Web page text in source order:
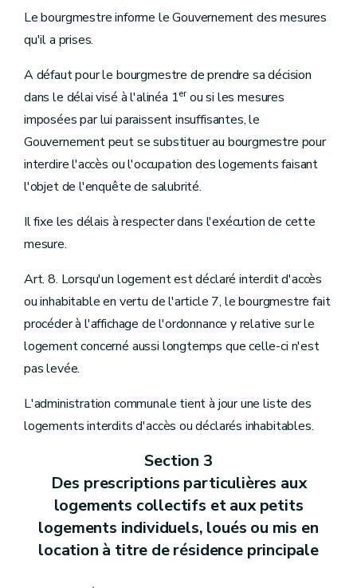
Le bourgmestre informe le Gouvernement des mesures
qu'il a prises.
A défaut pour le bourgmestre de prendre sa décision
dans le délai visé à l'alinéa 1erou si les mesures
imposées par lui paraissent insuffisantes, le
Gouvernement peut se substituer au bourgmestre pour
interdire l'accès ou l'occupation des logements faisant
l'objet de l'enquête de salubrité.
Il fixe les délais à respecter dans l'exécution de cette
mesure.
Art. 8. Lorsqu'un logement est déclaré interdit d'accès
ou inhabitable en vertu de l'article 7, le bourgmestre fait
procéder à l'affichage de l'ordonnance y relative sur le
logement concerné aussi longtemps que celle-ci n'est
pas levée.
L'administration communale tient à jour une liste des
logements interdits d'accès ou déclarés inhabitables.
Section 3
Des prescriptions particulières aux
logements collectifs et aux petits
logements individuels, loués ou mis en
location à titre de résidence principale